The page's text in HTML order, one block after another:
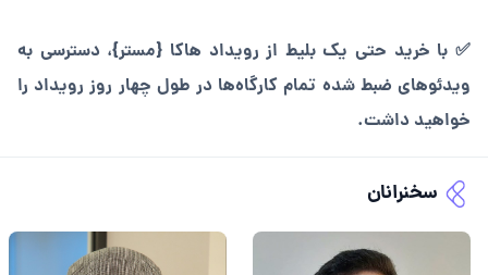
✅ با خرید حتی یک بلیط از رویداد هاکا {مستر}، دسترسی به
ویدئوهای ضبط شده تمام کارگاه‌ها در طول چهار روز رویداد را
خواهید داشت.
سخنرانان